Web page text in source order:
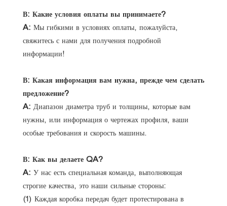
В: Какие условия оплаты вы принимаете?
A: Мы гибкими в условиях оплаты, пожалуйста,
свяжитесь с нами для получения подробной
информации!
В: Какая информация вам нужна, прежде чем сделать
предложение?
A: Диапазон диаметра труб и толщины, которые вам
нужны, или информация о чертежах профиля, ваши
особые требования и скорость машины.
В: Как вы делаете QA?
A: У нас есть специальная команда, выполняющая
строгие качества, это наши сильные стороны:
(1) Каждая коробка передач будет протестирована в